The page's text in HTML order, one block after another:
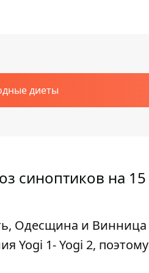
диеты
синоптиков на 15
Одесщина и Винница
Yogi 1- Yogi 2, поэтому